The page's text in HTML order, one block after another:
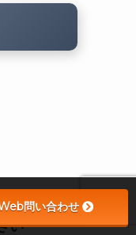
い
問い合わせ